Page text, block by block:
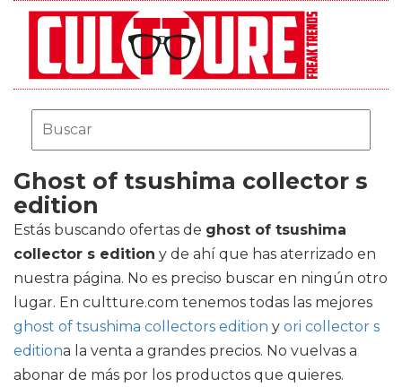
Ghost of tsushima collector s
edition
Estás buscando ofertas de ghost of tsushima
collector s edition y de ahí que has aterrizado en
nuestra página. No es preciso buscar en ningún otro
lugar. En cultture.com tenemos todas las mejores
ghost of tsushima collectors edition y ori collector s
editiona la venta a grandes precios. No vuelvas a
abonar de más por los productos que quieres.